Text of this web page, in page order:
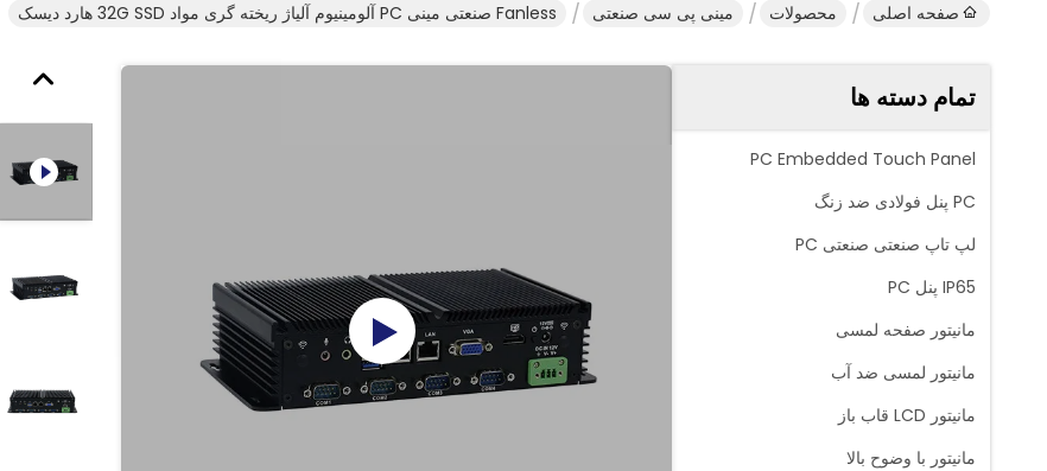
صفحه اصلی محصولات مینی پی سی صنعتی Fanless صنعتی مینی PC آلومینیوم آلیاژ ریخته گری مواد 32G SSD هارد دیسک
تمام دسته ها
PC Embedded Touch Panel
PC پنل فولادی ضد زنگ
لپ تاپ صنعتی صنعتی PC
IP65 پنل PC
مانیتور صفحه لمسی
مانیتور لمسی ضد آب
مانیتور LCD قاب باز
مانیتور با وضوح بالا